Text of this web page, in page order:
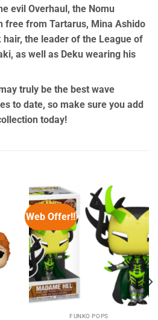
evil Overhaul, the Nomu
free from Tartarus, Mina Ashido
the leader of the League of
as well as Deku wearing his
truly be the best wave
to date, so make sure you add
today!
Web Offer!!
FUNKO POPS